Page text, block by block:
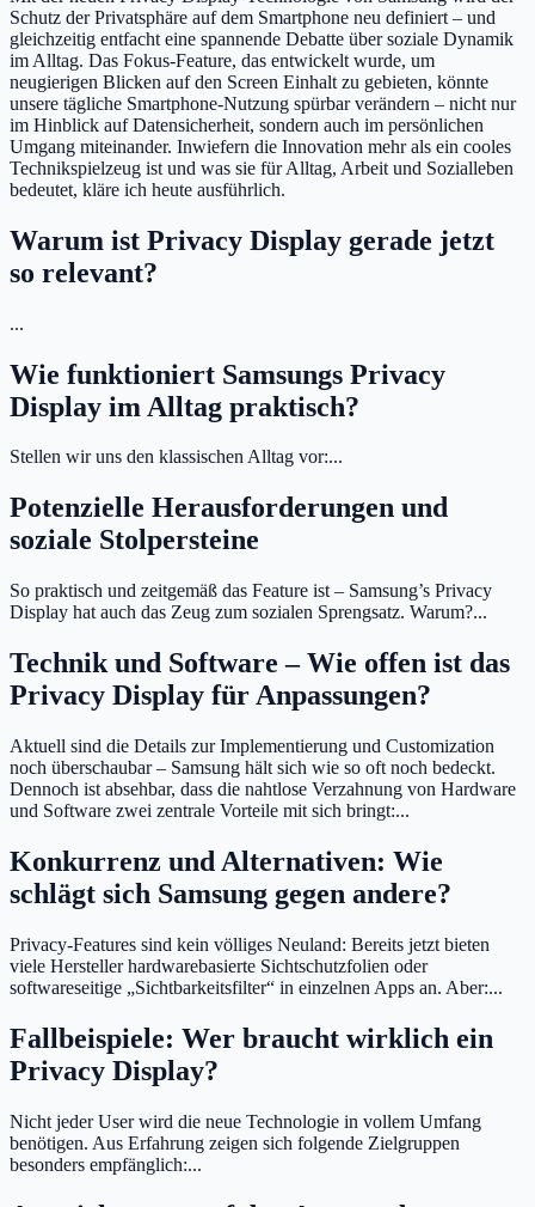
Schutz der Privatsphäre auf dem Smartphone neu definiert – und
gleichzeitig entfacht eine spannende Debatte über soziale Dynamik
im Alltag. Das Fokus-Feature, das entwickelt wurde, um
neugierigen Blicken auf den Screen Einhalt zu gebieten, könnte
unsere tägliche Smartphone-Nutzung spürbar verändern – nicht nur
im Hinblick auf Datensicherheit, sondern auch im persönlichen
Umgang miteinander. Inwiefern die Innovation mehr als ein cooles
Technikspielzeug ist und was sie für Alltag, Arbeit und Sozialleben
bedeutet, kläre ich heute ausführlich.
Warum ist Privacy Display gerade jetzt
so relevant?
...
Wie funktioniert Samsungs Privacy
Display im Alltag praktisch?
Stellen wir uns den klassischen Alltag vor:...
Potenzielle Herausforderungen und
soziale Stolpersteine
So praktisch und zeitgemäß das Feature ist – Samsung’s Privacy
Display hat auch das Zeug zum sozialen Sprengsatz. Warum?...
Technik und Software – Wie offen ist das
Privacy Display für Anpassungen?
Aktuell sind die Details zur Implementierung und Customization
noch überschaubar – Samsung hält sich wie so oft noch bedeckt.
Dennoch ist absehbar, dass die nahtlose Verzahnung von Hardware
und Software zwei zentrale Vorteile mit sich bringt:...
Konkurrenz und Alternativen: Wie
schlägt sich Samsung gegen andere?
Privacy-Features sind kein völliges Neuland: Bereits jetzt bieten
viele Hersteller hardwarebasierte Sichtschutzfolien oder
softwareseitige „Sichtbarkeitsfilter“ in einzelnen Apps an. Aber:...
Fallbeispiele: Wer braucht wirklich ein
Privacy Display?
Nicht jeder User wird die neue Technologie in vollem Umfang
benötigen. Aus Erfahrung zeigen sich folgende Zielgruppen
besonders empfänglich:...